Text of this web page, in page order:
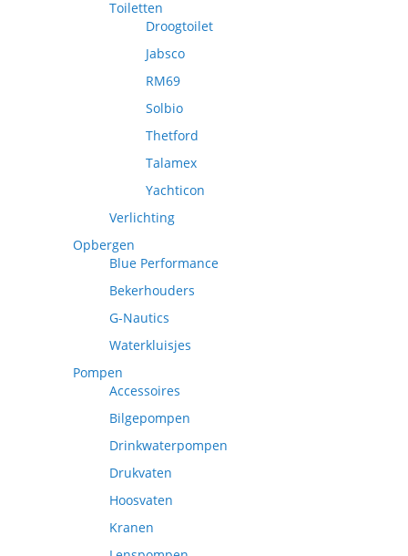
Toiletten
Droogtoilet
Jabsco
RM69
Solbio
Thetford
Talamex
Yachticon
Verlichting
Opbergen
Blue Performance
Bekerhouders
G-Nautics
Waterkluisjes
Pompen
Accessoires
Bilgepompen
Drinkwaterpompen
Drukvaten
Hoosvaten
Kranen